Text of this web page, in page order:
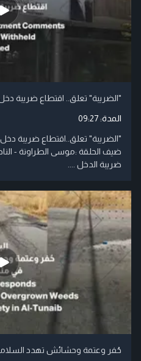
"الضريبة" تعلق.. اقتطاع ضريبة
المدة:09:27
"الضريبة" تعلق..اقتطاع ضريبة
ضيف الحلقة :موسى الطراونة -
ضريبة الدخل ....
حُفر وعتمة وحشائش تهدد